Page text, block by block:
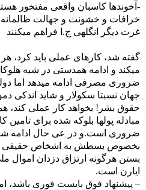
-آخوندها کاسبان واقعی مفتخور
خرافات و خشونت و جهالت
غرت دیگر انگلهی ج.ا فراهم میکنند
گفته شد، کارهای عملی باید کرد،
میکند و ادامه همدستی در شبه
ضروری مصرفی ادامه میدهد اما
جهان نسبتا سکولار و شاید اندکی
حقوق بشر! بخواهد کار عملی کند،
مبادله پولها بلوکه شده برای تامین
ضروری است.و در عی حال ادامه
بخصوص بسطش به اشخاص حقیقی و
بستن هرگونه ارتزاق دزدان اموال
ایارن است.
– پیشنهاد فوق بایست فوری باشد،